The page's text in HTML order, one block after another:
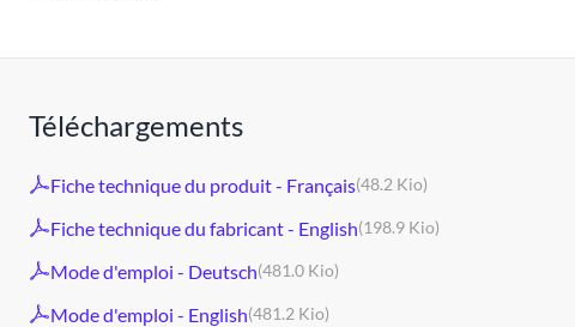
Téléchargements
Fiche technique du produit - Français(48.2 Kio)
Fiche technique du fabricant - English(198.9 Kio)
Mode d'emploi - Deutsch(481.0 Kio)
Mode d'emploi - English(481.2 Kio)